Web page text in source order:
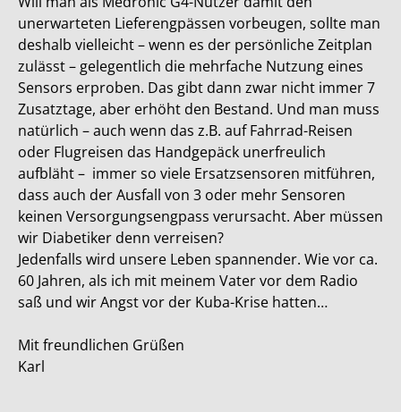
unerwarteten Lieferengpässen vorbeugen, sollte man
deshalb vielleicht – wenn es der persönliche Zeitplan
zulässt – gelegentlich die mehrfache Nutzung eines
Sensors erproben. Das gibt dann zwar nicht immer 7
Zusatztage, aber erhöht den Bestand. Und man muss
natürlich – auch wenn das z.B. auf Fahrrad-Reisen
oder Flugreisen das Handgepäck unerfreulich
aufbläht – immer so viele Ersatzsensoren mitführen,
dass auch der Ausfall von 3 oder mehr Sensoren
keinen Versorgungsengpass verursacht. Aber müssen
wir Diabetiker denn verreisen?
Jedenfalls wird unsere Leben spannender. Wie vor ca.
60 Jahren, als ich mit meinem Vater vor dem Radio
saß und wir Angst vor der Kuba-Krise hatten…
Mit freundlichen Grüßen
Karl